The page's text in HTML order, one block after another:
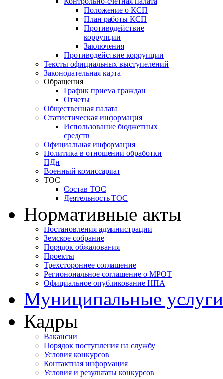
Положение о КСП
План работы КСП
Противодействие
коррупции
Заключения
Противодействие коррупции
Тексты официальных выступелений
Законодательная карта
Обращения
График приема граждан
Отчеты
Общественная палата
Статистическая информация
Использование бюджетных
средств
Официальная информация
Политика в отношении обработки
ПДн
Военный комиссариат
ТОС
Состав ТОС
Деятельность ТОС
Нормативные акты
Постановления администрации
Земское собрание
Порядок обжалования
Проекты
Трехстороннее соглашение
Регионональное соглашение о МРОТ
Официальное опубликование НПА
Муниципальные услуги
Кадры
Вакансии
Порядок поступления на службу
Условия конкурсов
Контактная информация
Условия и результаты конкурсов